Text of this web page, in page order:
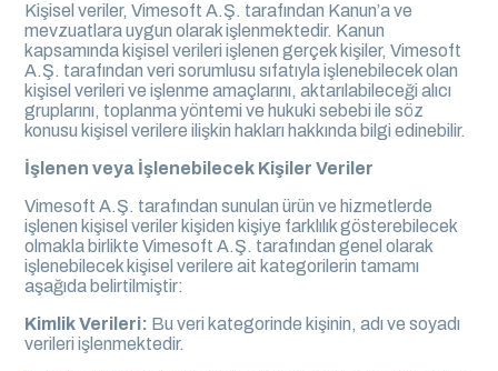
Kişisel veriler, Vimesoft A.Ş. tarafından Kanun’a ve
mevzuatlara uygun olarak işlenmektedir. Kanun
kapsamında kişisel verileri işlenen gerçek kişiler, Vimesoft
A.Ş. tarafından veri sorumlusu sıfatıyla işlenebilecek olan
kişisel verileri ve işlenme amaçlarını, aktarılabileceği alıcı
gruplarını, toplanma yöntemi ve hukuki sebebi ile söz
konusu kişisel verilere ilişkin hakları hakkında bilgi edinebilir.
İşlenen veya İşlenebilecek Kişiler Veriler
Vimesoft A.Ş. tarafından sunulan ürün ve hizmetlerde
işlenen kişisel veriler kişiden kişiye farklılık gösterebilecek
olmakla birlikte Vimesoft A.Ş. tarafından genel olarak
işlenebilecek kişisel verilere ait kategorilerin tamamı
aşağıda belirtilmiştir:
Kimlik Verileri: Bu veri kategorinde kişinin, adı ve soyadı
verileri işlenmektedir.